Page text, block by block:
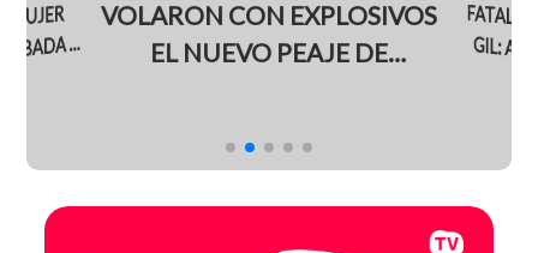
Y
VOLARON CON EXPLOSIVOS
EL NUEVO PEAJE DE
FATAL
GIL: